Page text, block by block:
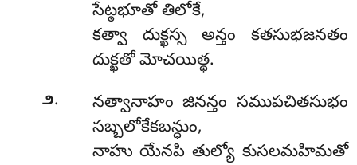
సేట్ఠభూతో తిలోకే,
కత్వా దుక్ఖస్స అన్తం కతసుభజనతం
దుక్ఖతో మోచయిత్థ.
౨.
నత్వానాహం జినన్తం సముపచితసుభం
సబ్బలోకేకబన్ధుం,
నాహు యేనపి తుల్యో కుసలమహిమతో